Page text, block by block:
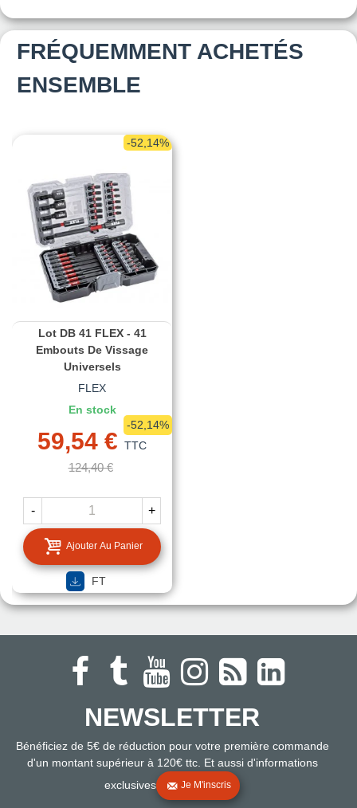
FRÉQUEMMENT ACHETÉS
ENSEMBLE
-52,14%
Lot DB 41 FLEX - 41
Embouts De Vissage
Universels
FLEX
En stock
59,54 € TTC
124,40 €
-52,14%
- +
Ajouter Au Panier
FT
NEWSLETTER
Bénéficiez de 5€ de réduction pour votre première commande
d'un montant supérieur à 120€ ttc. Et aussi d'informations
exclusives
Je M'inscris